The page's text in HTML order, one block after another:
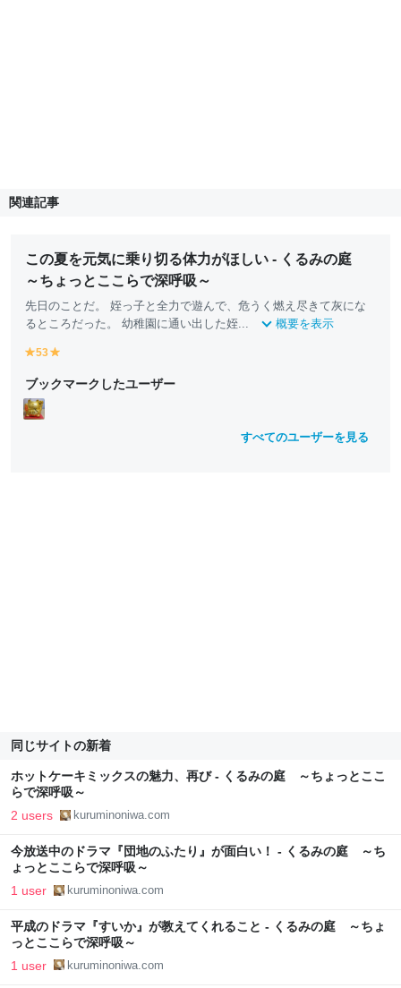
関連記事
この夏を元気に乗り切る体力がほしい - くるみの庭
～ちょっとここらで深呼吸～
先日のことだ。 姪っ子と全力で遊んで、危うく燃え尽きて灰にな
るところだった。 幼稚園に通い出した姪...
概要を表示
y
ll
o
w
53
ll
ブックマークしたユーザー
すべてのユーザーを見る
同じサイトの新着
ホットケーキミックスの魅力、再び - くるみの庭 ～ちょっとここ
らで深呼吸～
2 users kuruminoniwa.com
今放送中のドラマ『団地のふたり』が面白い！ - くるみの庭 ～ち
ょっとここらで深呼吸～
1 user kuruminoniwa.com
平成のドラマ『すいか』が教えてくれること - くるみの庭 ～ちょ
っとここらで深呼吸～
1 user kuruminoniwa.com